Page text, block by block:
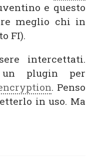
e questo
meglio chi in
FI).
intercettati.
plugin per
. Penso
in uso. Ma